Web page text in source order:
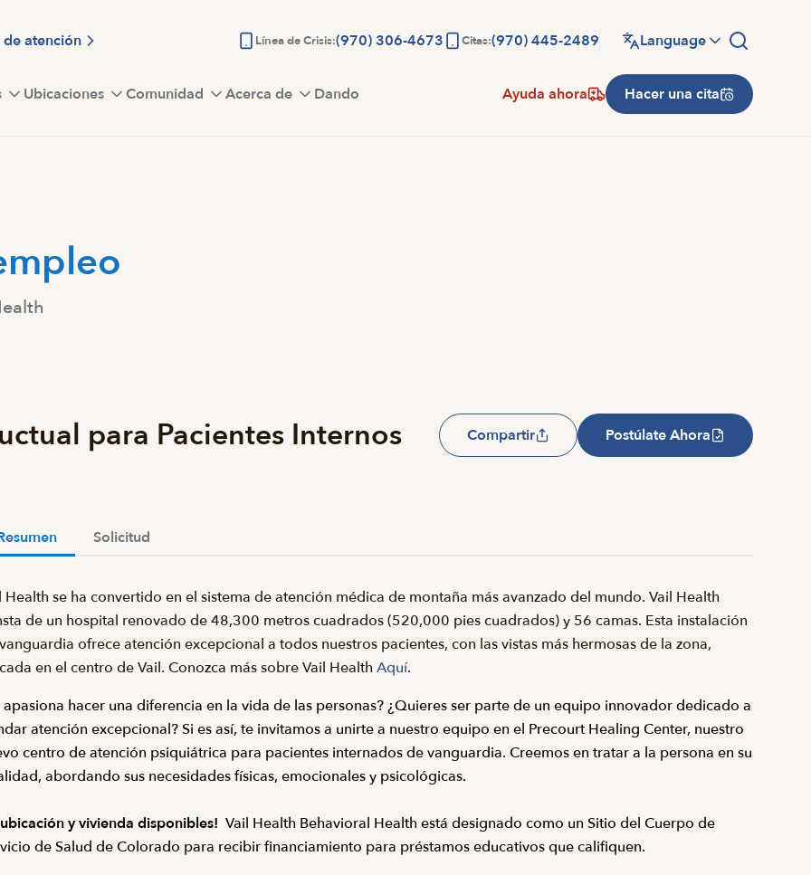
atención Línea de Crisis:(970) 306-4673 Citas:(970) 445-2489 Language
Ubicaciones Comunidad Acerca de Dando Ayuda ahora Hacer una cita
para Pacientes Internos Compartir Postúlate Ahora
Solicitud
Health se ha convertido en el sistema de atención médica de montaña más avanzado del mundo. Vail Health
de un hospital renovado de 48,300 metros cuadrados (520,000 pies cuadrados) y 56 camas. Esta instalación
ofrece atención excepcional a todos nuestros pacientes, con las vistas más hermosas de la zona,
en el centro de Vail. Conozca más sobre Vail Health Aquí.
apasiona hacer una diferencia en la vida de las personas? ¿Quieres ser parte de un equipo innovador dedicado a
atención excepcional? Si es así, te invitamos a unirte a nuestro equipo en el Precourt Healing Center, nuestro
centro de atención psiquiátrica para pacientes internados de vanguardia. Creemos en tratar a la persona en su
abordando sus necesidades físicas, emocionales y psicológicas.
y vivienda disponibles! Vail Health Behavioral Health está designado como un Sitio del Cuerpo de
de Salud de Colorado para recibir financiamiento para préstamos educativos que califiquen.